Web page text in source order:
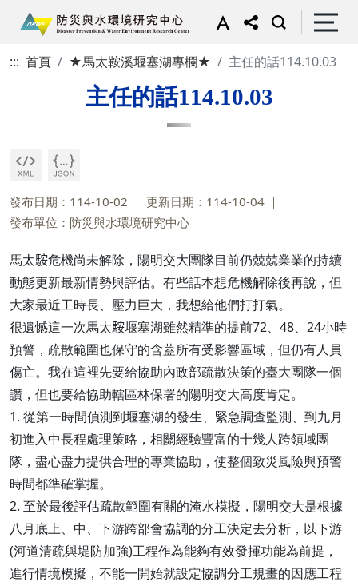
::: 首頁 ★馬太鞍溪堰塞湖專欄★ 主任的話114.10.03
主任的話114.10.03
發布日期：114-10-02
更新日期：114-10-04
發布單位：防災與水環境研究中心
馬太𩣑危機尚未解除，陽明交大團隊目前仍兢兢業業的持續
動態更新最新情勢與評估。有些話本想危機解除後再說，但
大家最近工時長、壓力巨大，我想給他們打打氣。
很遺憾這一次馬太𩣑堰塞湖雖然精準的提前72、48、24小時
預警，疏散範圍也保守的含蓋所有受影響區域，但仍有人員
傷亡。我在這裡先要給協助內政部疏散決策的臺大團隊一個
讚，但也要給協助轄區林保署的陽明交大高度肯定。
1. 從第一時間偵測到堰塞湖的發生、緊急調查監測、到九月
初進入中長程處理策略，相關經驗豐富的十幾人跨領域團
隊，盡心盡力提供合理的專業協助，使整個致災風險與預警
時間都準確掌握。
2. 至於最後評估疏散範圍有關的淹水模擬，陽明交大是根據
八月底上、中、下游跨部會協調的分工決定去分析，以下游
(河道清疏與堤防加強)工程作為能夠有效發揮功能為前提，
進行情境模擬，不能一開始就設定協調分工規畫的因應工程